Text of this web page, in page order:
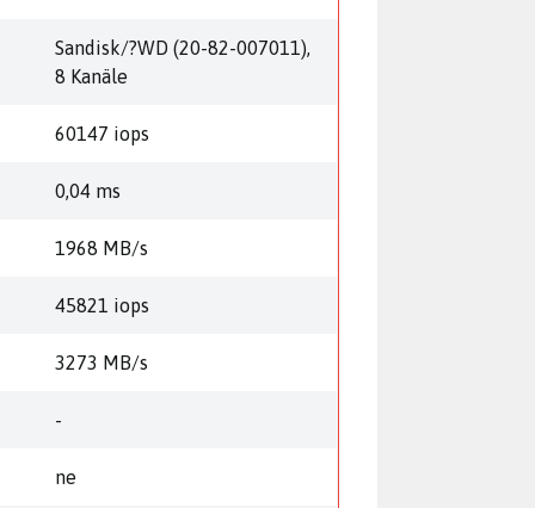
Sandisk/?WD (20-82-007011),
8 Kanäle
60147 iops
0,04 ms
1968 MB/s
45821 iops
3273 MB/s
-
ne